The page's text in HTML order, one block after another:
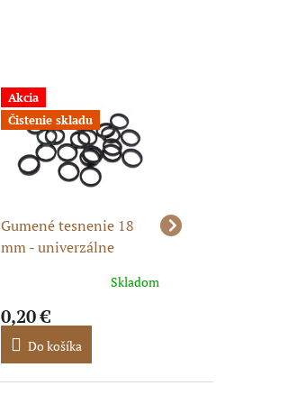
Akcia
Čistenie skladu
Gumené tesnenie 18
mm - univerzálne
Skladom
0,20 €
Do košíka
Gumené